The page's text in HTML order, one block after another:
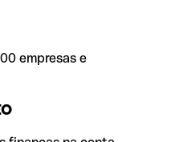
empresas e